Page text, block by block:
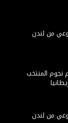
نجوم المنتخب